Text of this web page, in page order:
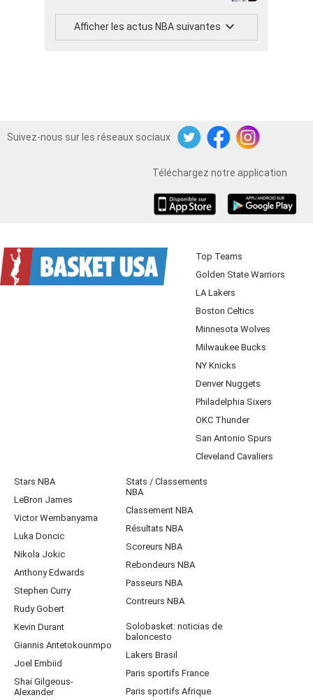
Afficher les actus NBA suivantes
Suivez-nous sur les réseaux sociaux
TwitterFacebookInstagram
Téléchargez notre application
Top Teams
Golden State Warriors
LA Lakers
Boston Celtics
Minnesota Wolves
Milwaukee Bucks
NY Knicks
Denver Nuggets
Philadelphia Sixers
OKC Thunder
San Antonio Spurs
Cleveland Cavaliers
Stars NBA
LeBron James
Victor Wembanyama
Luka Doncic
Nikola Jokic
Anthony Edwards
Stephen Curry
Rudy Gobert
Kevin Durant
Giannis Antetokounmpo
Joel Embiid
Shai Gilgeous-
Alexander
Stats / Classements
NBA
Classement NBA
Résultats NBA
Scoreurs NBA
Rebondeurs NBA
Passeurs NBA
Contreurs NBA
Solobasket: noticias de
baloncesto
Lakers Brasil
Paris sportifs France
Paris sportifs Afrique